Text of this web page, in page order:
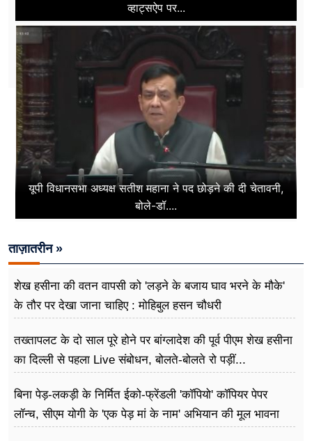
व्हाट्सऐप पर...
यूपी विधानसभा अध्यक्ष सतीश महाना ने पद छोड़ने की दी चेतावनी,
बोले-डॉ....
ताज़ातरीन »
शेख हसीना की वतन वापसी को 'लड़ने के बजाय घाव भरने के मौके'
के तौर पर देखा जाना चाहिए : मोहिबुल हसन चौधरी
तख्तापलट के दो साल पूरे होने पर बांग्लादेश की पूर्व पीएम शेख हसीना
का दिल्ली से पहला Live संबोधन, बोलते-बोलते रो पड़ीं...
बिना पेड़-लकड़ी के निर्मित ईको-फ्रेंडली 'कॉपियो' कॉपियर पेपर
लॉन्च, सीएम योगी के 'एक पेड़ मां के नाम' अभियान की मूल भावना